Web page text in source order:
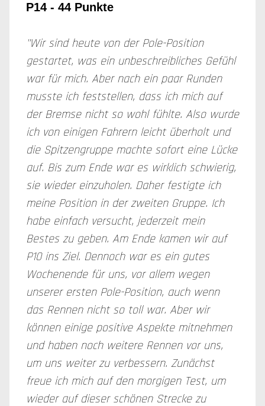
P14 - 44 Punkte
"Wir sind heute von der Pole-Position
gestartet, was ein unbeschreibliches Gefühl
war für mich. Aber nach ein paar Runden
musste ich feststellen, dass ich mich auf
der Bremse nicht so wohl fühlte. Also wurde
ich von einigen Fahrern leicht überholt und
die Spitzengruppe machte sofort eine Lücke
auf. Bis zum Ende war es wirklich schwierig,
sie wieder einzuholen. Daher festigte ich
meine Position in der zweiten Gruppe. Ich
habe einfach versucht, jederzeit mein
Bestes zu geben. Am Ende kamen wir auf
P10 ins Ziel. Dennoch war es ein gutes
Wochenende für uns, vor allem wegen
unserer ersten Pole-Position, auch wenn
das Rennen nicht so toll war. Aber wir
können einige positive Aspekte mitnehmen
und haben noch weitere Rennen vor uns,
um uns weiter zu verbessern. Zunächst
freue ich mich auf den morgigen Test, um
wieder auf dieser schönen Strecke zu